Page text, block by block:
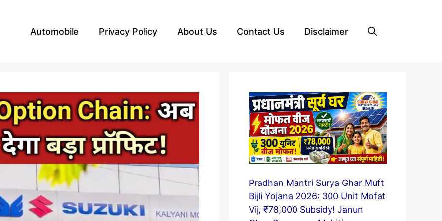
Automobile Privacy Policy About Us Contact Us Disclaimer
Pradhan Mantri Surya Ghar Muft
Bijli Yojana 2026: 300 Unit Mofat
Vij, ₹78,000 Subsidy! Janun